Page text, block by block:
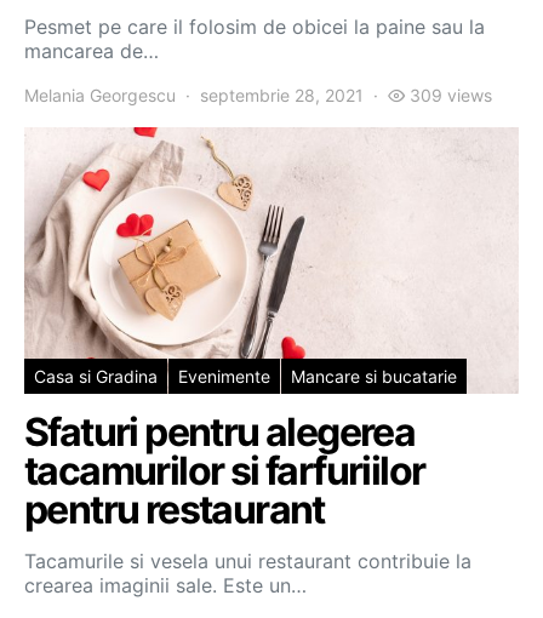
Pesmet pe care il folosim de obicei la paine sau la
mancarea de…
Melania Georgescu septembrie 28, 2021 309 views
Casa si Gradina Evenimente Mancare si bucatarie
Sfaturi pentru alegerea
tacamurilor si farfuriilor
pentru restaurant
Tacamurile si vesela unui restaurant contribuie la
crearea imaginii sale. Este un…